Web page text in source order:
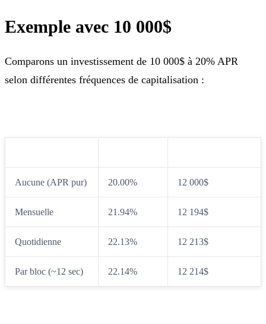
Exemple avec 10 000$
Comparons un investissement de 10 000$ à 20% APR
selon différentes fréquences de capitalisation :
Aucune (APR pur) 20.00% 12 000$
Mensuelle 21.94% 12 194$
Quotidienne 22.13% 12 213$
Par bloc (~12 sec) 22.14% 12 214$